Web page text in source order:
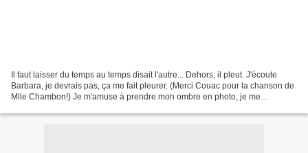
Il faut laisser du temps au temps disait l'autre... Dehors, il pleut. J'écoute
Barbara, je devrais pas, ça me fait pleurer. (Merci Couac pour la chanson de
Mlle Chambon!) Je m'amuse à prendre mon ombre en photo, je me